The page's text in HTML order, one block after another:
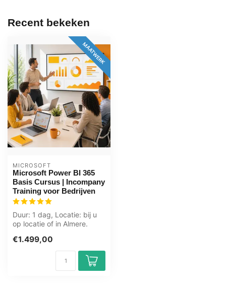
Recent bekeken
MAATWERK
MICROSOFT
Microsoft Power BI 365
Basis Cursus | Incompany
Training voor Bedrijven
Duur: 1 dag, Locatie: bij u
op locatie of in Almere.
Utrecht....
€1.499,00